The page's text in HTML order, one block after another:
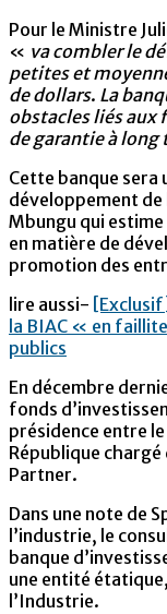
Pour le Ministre
« va combler le
petites et
de dollars. La
obstacles liés aux
de garantie à long
Cette banque
développement
Mbungu qui estime
en matière de
promotion des
lire aussi-
la BIAC « en
publics
En décembre
fonds
présidence entre
République
Partner.
Dans une note de
l’industrie, le
banque
une entité
l’Industrie.